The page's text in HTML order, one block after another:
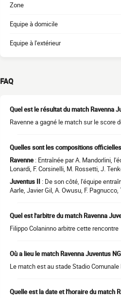
Zone
Equipe à domicile
Equipe à l'extérieur
FAQ
Quel est le résultat du match Ravenna
Ravenne a gagné le match sur le score
Quelles sont les compositions
Ravenne : Entraînée par A. Mandorlini,
Lonardi, F. Corsinelli, M. Rossetti, J.
Juventus II : De son côté, l'équipe
Aarle, Javier Gil, A. Owusu, F.
Quel est l'arbitre du match Ravenna
Filippo Colaninno arbitre cette rencontre
Où a lieu le match Ravenna Juventus
Le match est au stade Stadio Comunale
Quelle est la date et l'horaire du match